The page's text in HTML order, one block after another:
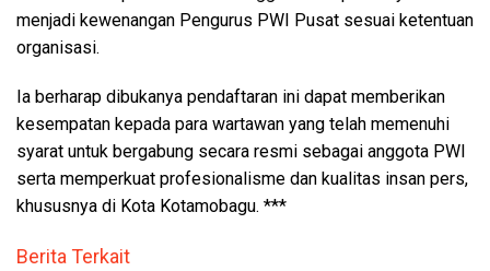
menjadi kewenangan Pengurus PWI Pusat sesuai ketentuan
organisasi.
Ia berharap dibukanya pendaftaran ini dapat memberikan
kesempatan kepada para wartawan yang telah memenuhi
syarat untuk bergabung secara resmi sebagai anggota PWI
serta memperkuat profesionalisme dan kualitas insan pers,
khususnya di Kota Kotamobagu. ***
Berita Terkait